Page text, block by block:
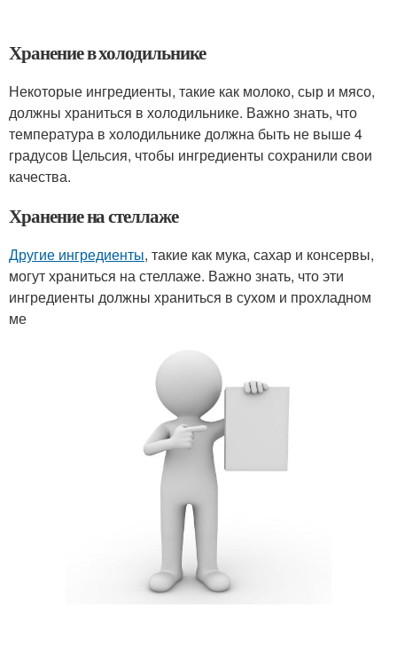
Хранение в холодильнике
Некоторые ингредиенты, такие как молоко, сыр и мясо,
должны храниться в холодильнике. Важно знать, что
температура в холодильнике должна быть не выше 4
градусов Цельсия, чтобы ингредиенты сохранили свои
качества.
Хранение на стеллаже
Другие ингредиенты, такие как мука, сахар и консервы,
могут храниться на стеллаже. Важно знать, что эти
ингредиенты должны храниться в сухом и прохладном
ме